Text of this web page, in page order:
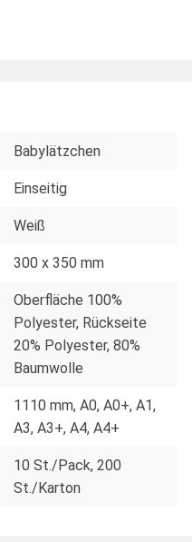
Babylätzchen
Einseitig
Weiß
300 x 350 mm
Oberfläche 100%
Polyester, Rückseite
20% Polyester, 80%
Baumwolle
1110 mm, A0, A0+, A1,
A3, A3+, A4, A4+
10 St./Pack, 200
St./Karton